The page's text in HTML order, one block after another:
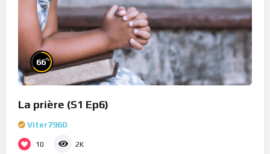
66%
La prière (S1 Ep6)
Viter7960
10 2K